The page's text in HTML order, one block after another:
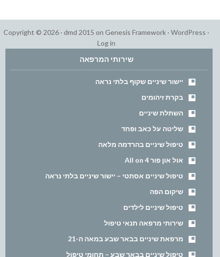
Copyright © 2026 · dmd 2015 on Genesis Framework · WordPress ·
Log in
שירותי המרפאה
יישור שיניים שקוף בלתי נראה
בקרת זיהומים
השתלת שיניים
שליטה על כאב ופחד
טיפול שיניים בהרדמה מלאה
אול און פור All on 4
טיפול שיניים אסתטי – יישור שיניים בלתי נראה
שיקום הפה
טיפול שיניים לילדים
שירותי מרפאה תנאי טיפול
מרפאת שיניים בבאר שבע במאה ה-21
טיפול שיניים בבאר שבע – תחומי טיפול